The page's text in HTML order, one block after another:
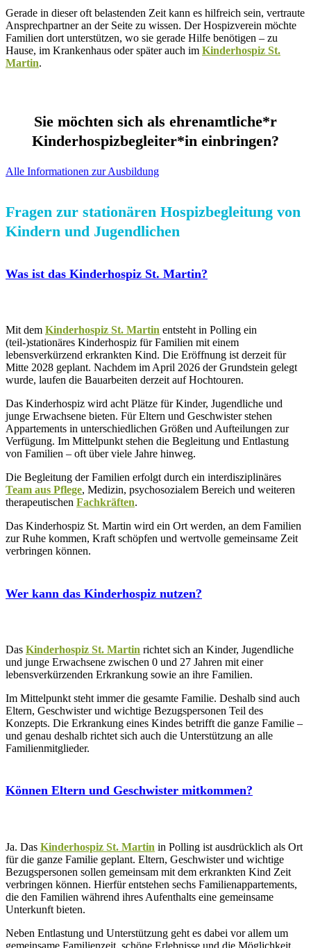
Gerade in dieser oft belastenden Zeit kann es hilfreich sein, vertraute
Ansprechpartner an der Seite zu wissen. Der Hospizverein möchte
Familien dort unterstützen, wo sie gerade Hilfe benötigen – zu
Hause, im Krankenhaus oder später auch im Kinderhospiz St.
Martin.
Sie möchten sich als ehrenamtliche*r
Kinderhospizbegleiter*in einbringen?
Alle Informationen zur Ausbildung
Fragen zur stationären Hospizbegleitung von
Kindern und Jugendlichen
Was ist das Kinderhospiz St. Martin?
Mit dem Kinderhospiz St. Martin entsteht in Polling ein
(teil-)stationäres Kinderhospiz für Familien mit einem
lebensverkürzend erkrankten Kind. Die Eröffnung ist derzeit für
Mitte 2028 geplant. Nachdem im April 2026 der Grundstein gelegt
wurde, laufen die Bauarbeiten derzeit auf Hochtouren.
Das Kinderhospiz wird acht Plätze für Kinder, Jugendliche und
junge Erwachsene bieten. Für Eltern und Geschwister stehen
Appartements in unterschiedlichen Größen und Aufteilungen zur
Verfügung. Im Mittelpunkt stehen die Begleitung und Entlastung
von Familien – oft über viele Jahre hinweg.
Die Begleitung der Familien erfolgt durch ein interdisziplinäres
Team aus Pflege, Medizin, psychosozialem Bereich und weiteren
therapeutischen Fachkräften.
Das Kinderhospiz St. Martin wird ein Ort werden, an dem Familien
zur Ruhe kommen, Kraft schöpfen und wertvolle gemeinsame Zeit
verbringen können.
Wer kann das Kinderhospiz nutzen?
Das Kinderhospiz St. Martin richtet sich an Kinder, Jugendliche
und junge Erwachsene zwischen 0 und 27 Jahren mit einer
lebensverkürzenden Erkrankung sowie an ihre Familien.
Im Mittelpunkt steht immer die gesamte Familie. Deshalb sind auch
Eltern, Geschwister und wichtige Bezugspersonen Teil des
Konzepts. Die Erkrankung eines Kindes betrifft die ganze Familie –
und genau deshalb richtet sich auch die Unterstützung an alle
Familienmitglieder.
Können Eltern und Geschwister mitkommen?
Ja. Das Kinderhospiz St. Martin in Polling ist ausdrücklich als Ort
für die ganze Familie geplant. Eltern, Geschwister und wichtige
Bezugspersonen sollen gemeinsam mit dem erkrankten Kind Zeit
verbringen können. Hierfür entstehen sechs Familienappartements,
die den Familien während ihres Aufenthalts eine gemeinsame
Unterkunft bieten.
Neben Entlastung und Unterstützung geht es dabei vor allem um
gemeinsame Familienzeit, schöne Erlebnisse und die Möglichkeit,